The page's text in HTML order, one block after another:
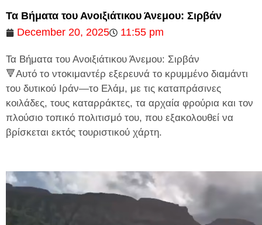
Τα Βήματα του Ανοιξιάτικου Άνεμου: Σιρβάν
December 20, 2025
11:55 pm
Τα Βήματα του Ανοιξιάτικου Άνεμου: Σιρβάν
🔻Αυτό το ντοκιμαντέρ εξερευνά το κρυμμένο διαμάντι
του δυτικού Ιράν—το Ελάμ, με τις καταπράσινες
κοιλάδες, τους καταρράκτες, τα αρχαία φρούρια και τον
πλούσιο τοπικό πολιτισμό του, που εξακολουθεί να
βρίσκεται εκτός τουριστικού χάρτη.